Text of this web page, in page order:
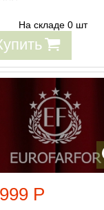
На складе 0 шт
Р